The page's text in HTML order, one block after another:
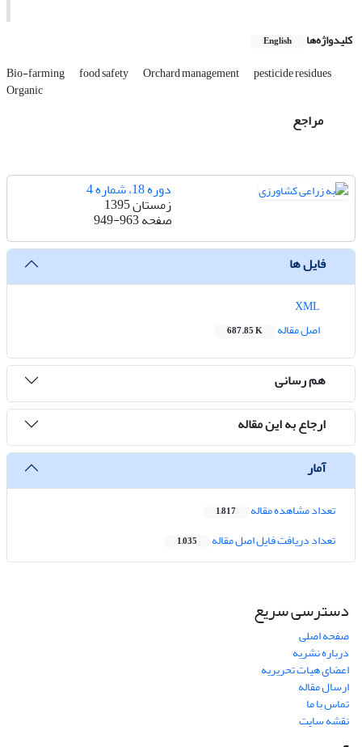
کلیدواژه‌ها English
Bio-farming food safety Orchard management pesticide residues
Organic
مراجع
دوره 18، شماره 4
زمستان 1395
صفحه949-963
فایل ها
اصل مقاله
687.85 K
هم رسانی
ارجاع به این مقاله
آمار
تعداد مشاهده مقاله 1,817
تعداد دریافت فایل اصل مقاله 1,035
دسترسی سریع
صفحه اصلی
درباره نشریه
اعضای هیات تحریریه
ارسال مقاله
تماس با ما
نقشه سایت